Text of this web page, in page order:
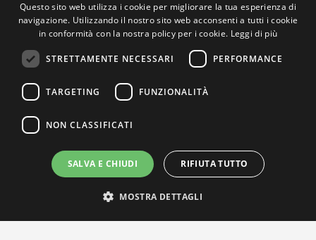
Questo sito web utilizza i cookie per migliorare la tua esperienza di
navigazione. Utilizzando il nostro sito web acconsenti a tutti i cookie
in conformità con la nostra policy per i cookie. Leggi di più
STRETTAMENTE NECESSARI PERFORMANCE
TARGETING FUNZIONALITÀ
NON CLASSIFICATI
SALVA E CHIUDI RIFIUTA TUTTO
MOSTRA DETTAGLI